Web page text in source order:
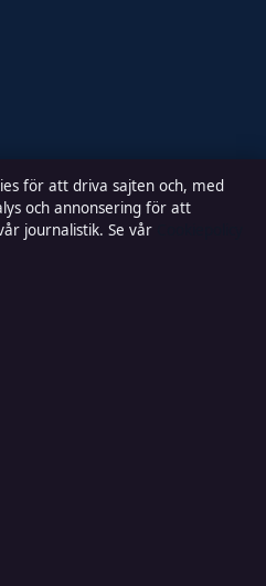
för att driva sajten och, med
och annonsering för att
journalistik. Se vår